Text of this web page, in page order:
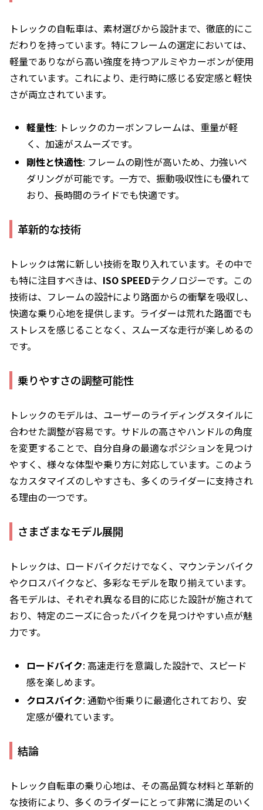
トレックの自転車は、素材選びから設計まで、徹底的にこ
だわりを持っています。特にフレームの選定においては、
軽量でありながら高い強度を持つアルミやカーボンが使用
されています。これにより、走行時に感じる安定感と軽快
さが両立されています。
軽量性: トレックのカーボンフレームは、重量が軽
く、加速がスムーズです。
剛性と快適性: フレームの剛性が高いため、力強いペ
ダリングが可能です。一方で、振動吸収性にも優れて
おり、長時間のライドでも快適です。
革新的な技術
トレックは常に新しい技術を取り入れています。その中で
も特に注目すべきは、 ISO SPEEDテクノロジーです。この
技術は、フレームの設計により路面からの衝撃を吸収し、
快適な乗り心地を提供します。ライダーは荒れた路面でも
ストレスを感じることなく、スムーズな走行が楽しめるの
です。
乗りやすさの調整可能性
トレックのモデルは、ユーザーのライディングスタイルに
合わせた調整が容易です。サドルの高さやハンドルの角度
を変更することで、自分自身の最適なポジションを見つけ
やすく、様々な体型や乗り方に対応しています。このよう
なカスタマイズのしやすさも、多くのライダーに支持され
る理由の一つです。
さまざまなモデル展開
トレックは、ロードバイクだけでなく、マウンテンバイク
やクロスバイクなど、多彩なモデルを取り揃えています。
各モデルは、それぞれ異なる目的に応じた設計が施されて
おり、特定のニーズに合ったバイクを見つけやすい点が魅
力です。
ロードバイク: 高速走行を意識した設計で、スピード
感を楽しめます。
クロスバイク: 通勤や街乗りに最適化されており、安
定感が優れています。
結論
トレック自転車の乗り心地は、その高品質な材料と革新的
な技術により、多くのライダーにとって非常に満足のいく